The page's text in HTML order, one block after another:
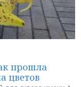
прошла
цветов